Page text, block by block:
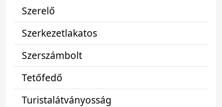
Szerelő
Szerkezetlakatos
Szerszámbolt
Tetőfedő
Turistalátványosság